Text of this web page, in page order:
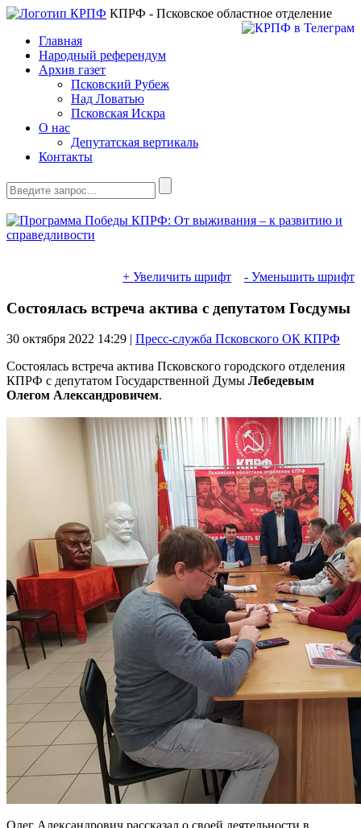
КПРФ - Псковское областное отделение
Главная
Народный референдум
Архив газет
Псковский Рубеж
Над Ловатью
Псковская Искра
О нас
Депутатская вертикаль
Контакты
+ Увеличить шрифт - Уменьшить шрифт
Состоялась встреча актива с депутатом Госдумы
30 октября 2022 14:29 | Пресс-служба Псковского ОК КПРФ
Состоялась встреча актива Псковского городского отделения
КПРФ с депутатом Государственной Думы Лебедевым
Олегом Александровичем.